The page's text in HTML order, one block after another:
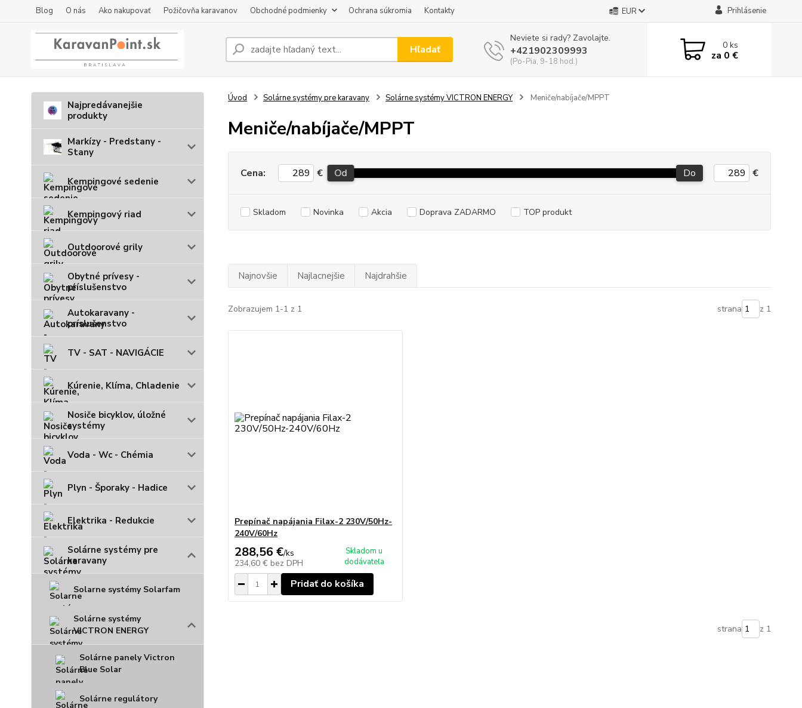
Blog O nás Ako nakupovať Požičovňa karavanov Obchodné podmienky Ochrana súkromia Kontakty EUR Prihlásenie
Hľadať
Neviete si rady? Zavolajte.
+421902309993
(Po-Pia, 9-18 hod.)
0ks
za 0 €
Najpredávanejšie
produkty
Markízy - Predstany -
Stany
Kempingové sedenie
Kempingový riad
Outdoorové grily
Obytné prívesy -
príslušenstvo
Autokaravany -
príslušenstvo
TV - SAT - NAVIGÁCIE
Kúrenie, Klíma, Chladenie
Nosiče bicyklov, úložné
systémy
Voda - Wc - Chémia
Plyn - Šporaky - Hadice
Elektrika - Redukcie
Solárne systémy pre
karavany
Solarne systémy Solarfam
Solárne systémy
VICTRON ENERGY
Solárne panely Victron
Blue Solar
Solárne regulátory
Úvod Solárne systémy pre karavany Solárne systémy VICTRON ENERGY Meniče/nabíjače/MPPT
Meniče/nabíjače/MPPT
Cena: € Od Do €
Skladom Novinka Akcia Doprava ZADARMO TOP produkt
Najnovšie Najlacnejšie Najdrahšie
Zobrazujem 1-1 z 1 strana z 1
Prepínač napájania Filax-2 230V/50Hz-
240V/60Hz
288,56 €/ks
234,60 € bez DPH
Skladom u
dodávateľa
Pridať do košíka
strana z 1